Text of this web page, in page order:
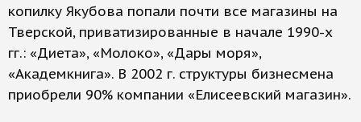
копилку Якубова попали почти все магазины на
Тверской, приватизированные в начале 1990-х
гг.: «Диета», «Молоко», «Дары моря»,
«Академкнига». В 2002 г. структуры бизнесмена
приобрели 90% компании «Елисеевский магазин».